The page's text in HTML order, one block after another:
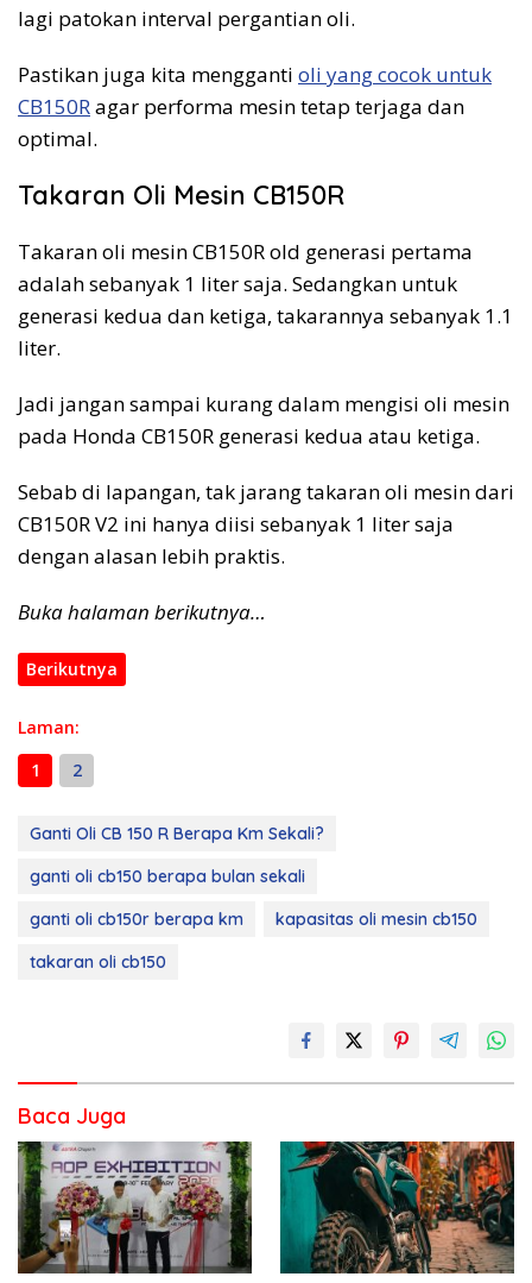
lagi patokan interval pergantian oli.
Pastikan juga kita mengganti oli yang cocok untuk
CB150Ragar performa mesin tetap terjaga dan
optimal.
Takaran Oli Mesin CB150R
Takaran oli mesin CB150R old generasi pertama
adalah sebanyak 1 liter saja. Sedangkan untuk
generasi kedua dan ketiga, takarannya sebanyak 1.1
liter.
Jadi jangan sampai kurang dalam mengisi oli mesin
pada Honda CB150R generasi kedua atau ketiga.
Sebab di lapangan, tak jarang takaran oli mesin dari
CB150R V2 ini hanya diisi sebanyak 1 liter saja
dengan alasan lebih praktis.
Buka halaman berikutnya…
Berikutnya
Laman:
1
2
Ganti Oli CB 150 R Berapa Km Sekali?
ganti oli cb150 berapa bulan sekali
ganti oli cb150r berapa km
kapasitas oli mesin cb150
takaran oli cb150
Baca Juga